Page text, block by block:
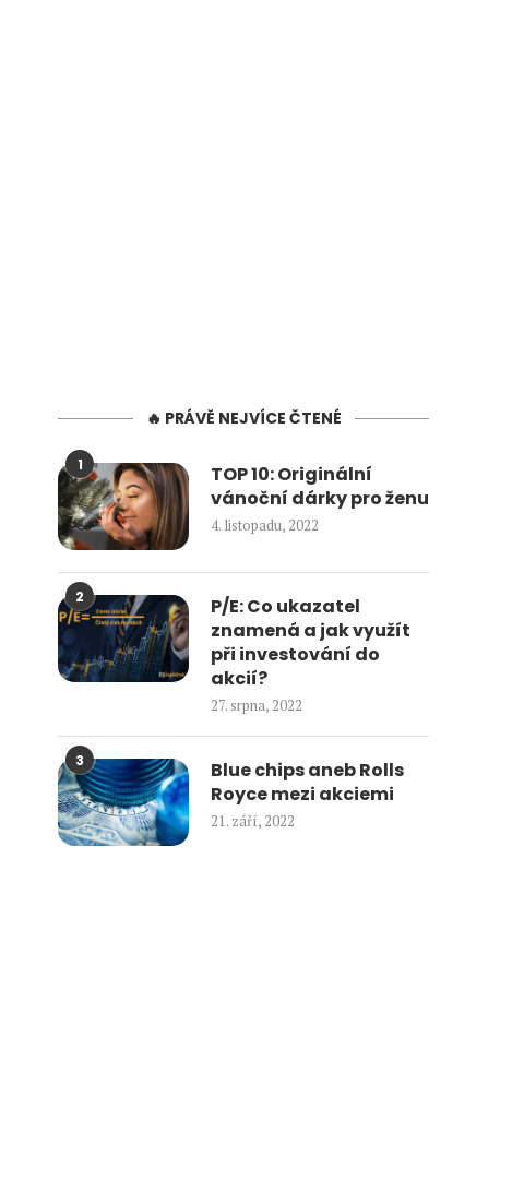
🔥 PRÁVĚ NEJVÍCE ČTENÉ
1
TOP 10: Originální
vánoční dárky pro ženu
4. listopadu, 2022
2
P/E: Co ukazatel
znamená a jak využít
při investování do
akcií?
27. srpna, 2022
3
Blue chips aneb Rolls
Royce mezi akciemi
21. září, 2022